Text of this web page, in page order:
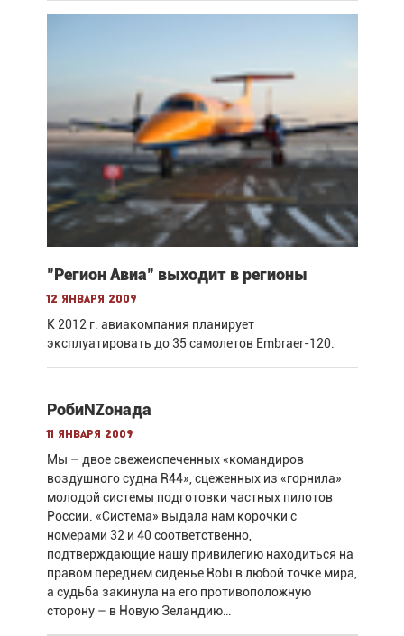
"Регион Авиа" выходит в регионы
12 января 2009
К 2012 г. авиакомпания планирует
эксплуатировать до 35 самолетов Embraer-120.
РобиNZонада
11 января 2009
Мы – двое свежеиспеченных «командиров
воздушного судна R44», сцеженных из «горнила»
молодой системы подготовки частных пилотов
России. «Система» выдала нам корочки с
номерами 32 и 40 соответственно,
подтверждающие нашу привилегию находиться на
правом переднем сиденье Robi в любой точке мира,
а судьба закинула на его противоположную
сторону – в Новую Зеландию…